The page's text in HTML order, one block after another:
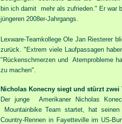
bin ich damit mehr als zufrieden." Er war
jüngeren 2008er-Jahrgangs.
Lexware-Teamkollege Ole Jan Riesterer
zurück. "Extrem viele Laufpassagen
"Rückenschmerzen und Atemprobleme
zu machen".
Nicholas Konecny siegt und stürzt zwei
Der junge Amerikaner Nicholas
Mountainbike Team startet, hat
Country-Rennen in Fayetteville im US-